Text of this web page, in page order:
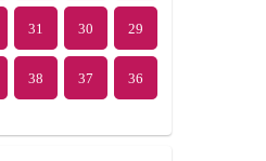
29
30
31
36
37
38